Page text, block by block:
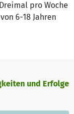
pro Woche
6-18 Jahren
und Erfolge